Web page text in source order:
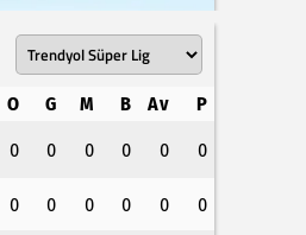
O G M B Av
P
0 0 0 0 0 0
0 0 0 0 0
0